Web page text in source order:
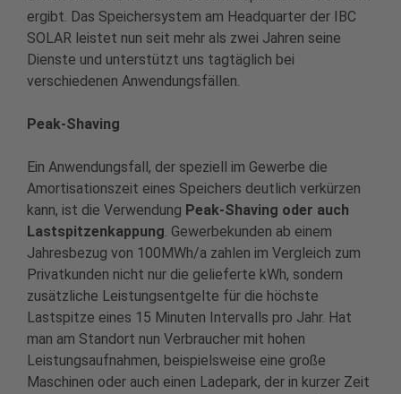
ergibt. Das Speichersystem am Headquarter der IBC
SOLAR leistet nun seit mehr als zwei Jahren seine
Dienste und unterstützt uns tagtäglich bei
verschiedenen Anwendungsfällen.
Peak-Shaving
Ein Anwendungsfall, der speziell im Gewerbe die
Amortisationszeit eines Speichers deutlich verkürzen
kann, ist die Verwendung Peak-Shaving oder auch
Lastspitzenkappung. Gewerbekunden ab einem
Jahresbezug von 100MWh/a zahlen im Vergleich zum
Privatkunden nicht nur die gelieferte kWh, sondern
zusätzliche Leistungsentgelte für die höchste
Lastspitze eines 15 Minuten Intervalls pro Jahr. Hat
man am Standort nun Verbraucher mit hohen
Leistungsaufnahmen, beispielsweise eine große
Maschinen oder auch einen Ladepark, der in kurzer Zeit